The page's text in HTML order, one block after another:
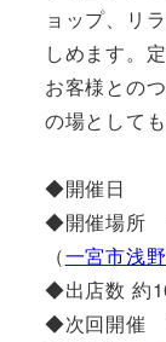
ョップ、リ
しめます。
お客様との
の場としても
◆開催日
◆開催場所
（一宮市浅
◆出店数 約
◆次回開催